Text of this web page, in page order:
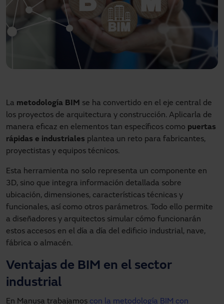
La metodología BIM se ha convertido en el eje central de
los proyectos de arquitectura y construcción. Aplicarla de
manera eficaz en elementos tan específicos como puertas
rápidas e industriales plantea un reto para fabricantes,
proyectistas y equipos técnicos.
Esta herramienta no solo representa un componente en
3D, sino que integra información detallada sobre
ubicación, dimensiones, características técnicas y
funcionales, así como otros parámetros. Todo ello permite
a diseñadores y arquitectos simular cómo funcionarán
estos accesos en el día a día del edificio industrial, nave,
fábrica o almacén.
Ventajas de BIM en el sector
industrial
En Manusa trabajamos con la metodología BIM con